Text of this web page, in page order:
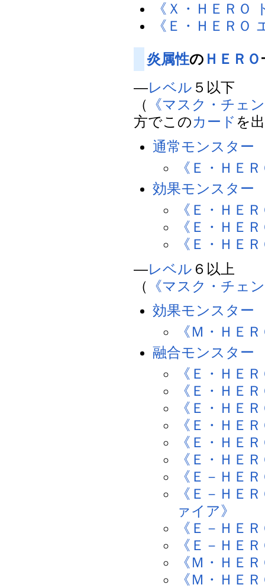
《Ｘ・ＨＥＲＯ
《Ｅ・ＨＥＲＯ
炎属性の ＨＥＲＯ
―レベル ５以下
（ 《マスク・チェ
方でこのカード を
通常モンスター
《Ｅ・ＨＥ
効果モンスター
《Ｅ・ＨＥ
《Ｅ・ＨＥ
《Ｅ・ＨＥ
―レベル ６以上
（ 《マスク・チェ
効果モンスター
《Ｍ・ＨＥ
融合モンスター
《Ｅ・ＨＥ
《Ｅ・ＨＥ
《Ｅ・ＨＥ
《Ｅ・ＨＥ
《Ｅ・ＨＥ
《Ｅ・ＨＥ
《Ｅ－ＨＥ
《Ｅ－ＨＥ
ァイア》
《Ｅ－ＨＥ
《Ｅ－ＨＥ
《Ｍ・ＨＥ
《Ｍ・ＨＥ